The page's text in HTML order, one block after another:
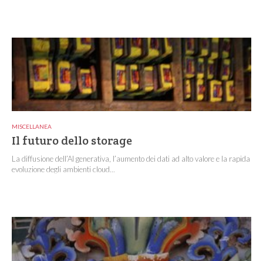
MISCELLANEA
Il futuro dello storage
La diffusione dell’AI generativa, l’aumento dei dati ad alto valore e la rapida
evoluzione degli ambienti cloud...